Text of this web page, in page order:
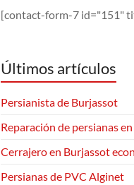
[contact-form-7 id="151"
Últimos artículos
Persianista de Burjassot
Reparación de persianas
Cerrajero en Burjassot
Persianas de PVC Alginet